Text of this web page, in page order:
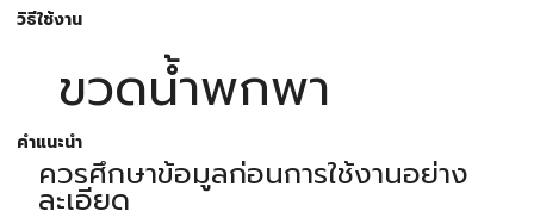
วิธีใช้งาน
ขวดน้ำพกพา
คำแนะนำ
ควรศึกษาข้อมูลก่อนการใช้งานอย่าง
ละเอียด